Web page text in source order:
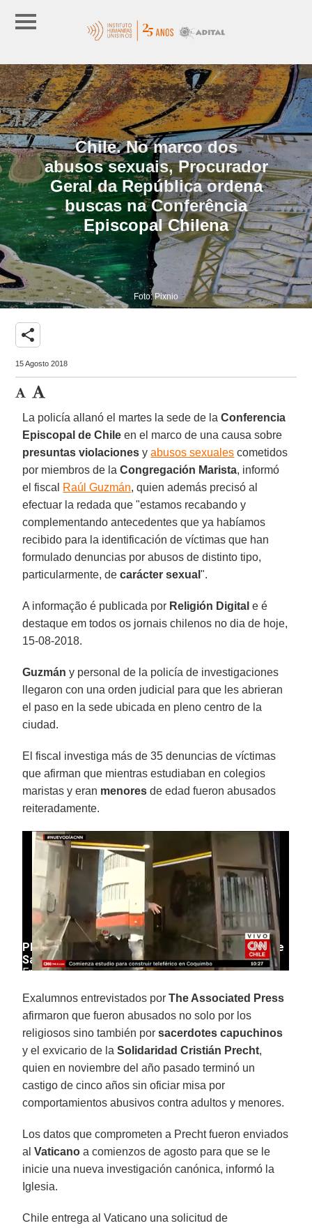
Chile. No marco dos
abusos sexuais, Procurador
Geral da República ordena
buscas na Conferência
Episcopal Chilena
Foto: Pixnio
share
15 Agosto 2018
La policía allanó el martes la sede de laConferencia
Episcopal de Chile en el marco de una causa sobre
presuntas violaciones yabusos sexuales cometidos
por miembros de laCongregación Marista, informó
el fiscal Raúl Guzmán, quien además precisó al
efectuar la redada que "estamos recabando y
complementando antecedentes que ya habíamos
recibido para la identificación de víctimas que han
formulado denuncias por abusos de distinto tipo,
particularmente, decarácter sexual".
A informação é publicada por Religión Digital e é
destaque em todos os jornais chilenos no dia de hoje,
15-08-2018.
Guzmán y personal de la policía de investigaciones
llegaron con una orden judicial para que les abrieran
el paso en la sede ubicada en pleno centro de la
ciudad.
El fiscal investiga más de 35 denuncias de víctimas
que afirman que mientras estudiaban en colegios
maristas y eran menores de edad fueron abusados
reiteradamente.
Exalumnos entrevistados porThe Associated Press
afirmaron que fueron abusados no solo por los
religiosos sino también porsacerdotes capuchinos
y el exvicario de laSolidaridad Cristián Precht,
quien en noviembre del año pasado terminó un
castigo de cinco años sin oficiar misa por
comportamientos abusivos contra adultos y menores.
Los datos que comprometen a Precht fueron enviados
alVaticano a comienzos de agosto para que se le
inicie una nueva investigación canónica, informó la
Iglesia.
Chile entrega al Vaticano una solicitud de